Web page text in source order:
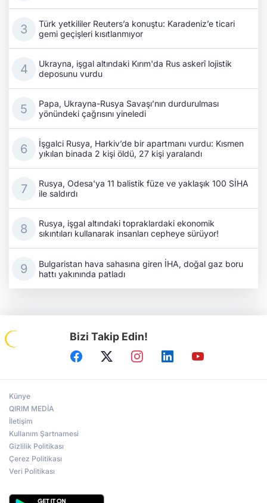
Türk yetkililer Reuters’a konuştu: Karadeniz’e ticari
gemi geçişleri kısıtlanmıyor
Ukrayna, işgal altındaki Kırım'da Rus askerî lojistik
deposunu vurdu
Papa, Ukrayna-Rusya Savaşı’nın durdurulması
yönündeki çağrısını yineledi
İşgalci Rusya, Harkiv’de bir apartmanı vurdu: Kısmen
yıkılan binada 2 kişi öldü, 27 kişi yaralandı
Rusya, Odesa'ya 11 balistik füze ve yaklaşık 100 SİHA
ile saldırdı
Rusya, işgal altındaki topraklardaki ekonomik
sıkıntıları kullanarak insanları cepheye sürüyor!
Bulgaristan hava sahasına giren İHA, doğal gaz boru
hattı yakınında patladı
Bizi Takip Edin!
Künye
QIRIM MEDİA
İletişim
Kullanım Şartnamesi
Gizlilik Politikası
Çerez Politikası
Veri Politikası